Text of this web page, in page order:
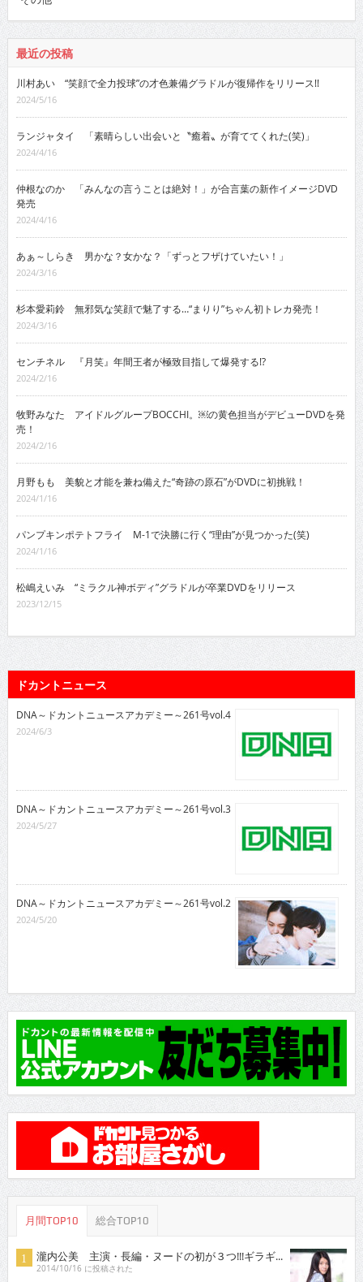
最近の投稿
川村あい “笑顔で全力投球”の才色兼備グラドルが復帰作をリリース!!
2024/5/16
ランジャタイ 「素晴らしい出会いと〝癒着〟が育ててくれた(笑)」
2024/4/16
仲根なのか 「みんなの言うことは絶対！」が合言葉の新作イメージDVD
発売
2024/4/16
あぁ～しらき 男かな？女かな？「ずっとフザけていたい！」
2024/3/16
杉本愛莉鈴 無邪気な笑顔で魅了する…“まりり”ちゃん初トレカ発売！
2024/3/16
センチネル 『月笑』年間王者が極致目指して爆発する!?
2024/2/16
牧野みなた アイドルグループBOCCHI。￼の黄色担当がデビューDVDを発
売！
2024/2/16
月野もも 美貌と才能を兼ね備えた“奇跡の原石”がDVDに初挑戦！
2024/1/16
パンプキンポテトフライ M-1で決勝に行く“理由”が見つかった(笑)
2024/1/16
松嶋えいみ “ミラクル神ボディ”グラドルが卒業DVDをリリース
2023/12/15
ドカントニュース
DNA～ドカントニュースアカデミー～261号vol.4
2024/6/3
DNA～ドカントニュースアカデミー～261号vol.3
2024/5/27
DNA～ドカントニュースアカデミー～261号vol.2
2024/5/20
月間TOP10 総合TOP10
瀧内公美 主演・長編・ヌードの初が３つ!!!ギラギ...
2014/10/16 に投稿された